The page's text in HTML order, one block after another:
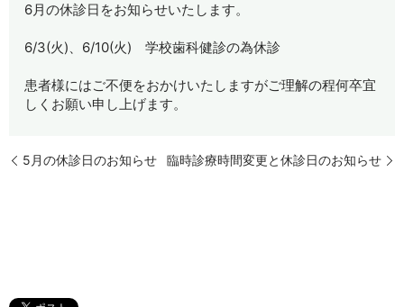
6月の休診日をお知らせいたします。
6/3(火)、6/10(火) 学校歯科健診の為休診
患者様にはご不便をおかけいたしますがご理解の程何卒宜
しくお願い申し上げます。
5月の休診日のお知らせ 臨時診療時間変更と休診日のお知らせ